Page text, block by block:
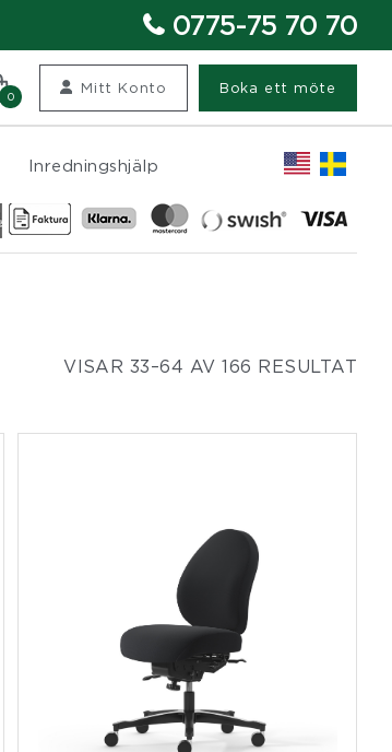
0775-75 70 70
0
Mitt Konto Boka ett möte
Inredningshjälp
VISAR 33–64 AV 166 RESULTAT